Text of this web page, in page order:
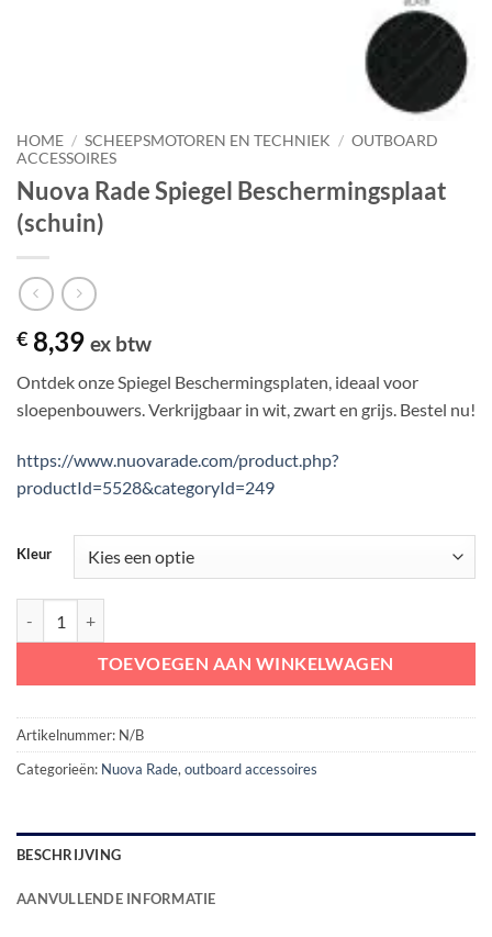
HOME / SCHEEPSMOTOREN EN TECHNIEK / OUTBOARD
ACCESSOIRES
Nuova Rade Spiegel Beschermingsplaat
(schuin)
€ 8,39 ex btw
Ontdek onze Spiegel Beschermingsplaten, ideaal voor
sloepenbouwers. Verkrijgbaar in wit, zwart en grijs. Bestel nu!
https://www.nuovarade.com/product.php?
productId=5528&categoryId=249
Kleur
TOEVOEGEN AAN WINKELWAGEN
Artikelnummer: N/B
Categorieën: Nuova Rade, outboard accessoires
BESCHRIJVING
AANVULLENDE INFORMATIE